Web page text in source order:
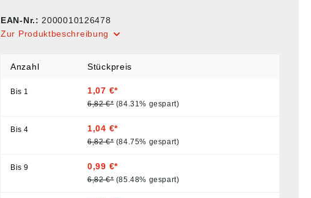
EAN-Nr.:2000010126478
Zur Produktbeschreibung
Anzahl Stückpreis
Bis 1 1,07 €*
6,82 €* (84.31% gespart)
Bis4 1,04 €*
6,82 €* (84.75% gespart)
Bis9 0,99 €*
6,82 €* (85.48% gespart)